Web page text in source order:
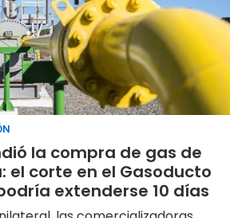
la compra de gas de
el corte en el Gasoducto
extenderse 10 días